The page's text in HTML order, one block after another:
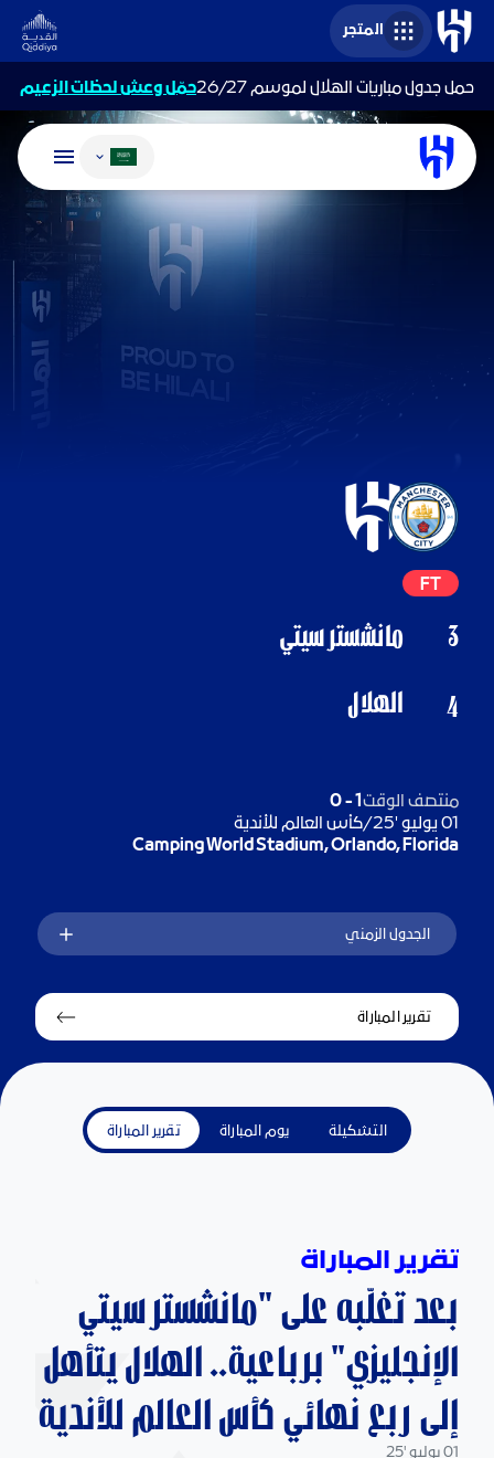
المتجر
حمل جدول مباريات الهلال لموسم 26/27 حمّل وعش لحظات الزعيم
تغيير اللغة
مانشستر سيتي
الهلال
FT
3
4
منتصف الوقت1
-
0
01 يوليو '25
/كأس العالم للأندية
Camping World Stadium, Orlando, Florida
الجدول الزمني
تقرير المباراة
التشكيلة يوم المباراة تقرير المباراة
تقرير المباراة
بعد تغلّبه على "مانشستر سيتي
الإنجليزي" برباعية.. الهلال يتأهل
إلى ربع نهائي كأس العالم للأندية
01 يوليو '25